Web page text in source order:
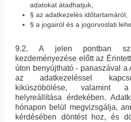
adatokat átadhatjuk,
§ az adatkezelés időtartamáról,
§ a jogairól és a jogorvoslati
9.2. A jelen pontban
kezdeményezése előtt az
úton benyújtható - panaszával a
az adatkezeléssel
kiküszöbölése, valamint
helyreállítása érdekében.
hónapon belül megvizsgálja,
kérdésében döntést hoz, és